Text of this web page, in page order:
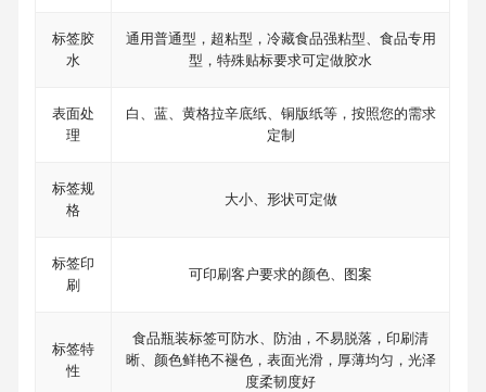
标签胶
水
通用普通型，超粘型，冷藏食品强粘型、食品专用
型，特殊贴标要求可定做胶水
表面处
理
白、蓝、黄格拉辛底纸、铜版纸等，按照您的需求
定制
标签规
格
大小、形状可定做
标签印
刷
可印刷客户要求的颜色、图案
标签特
性
食品瓶装标签可防水、防油，不易脱落，印刷清
晰、颜色鲜艳不褪色，表面光滑，厚薄均匀，光泽
度柔韧度好